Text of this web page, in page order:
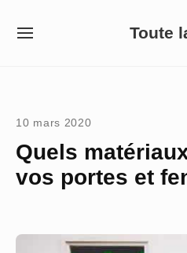
Toute
SITE
10 mars 2020
Quels
vos portes et